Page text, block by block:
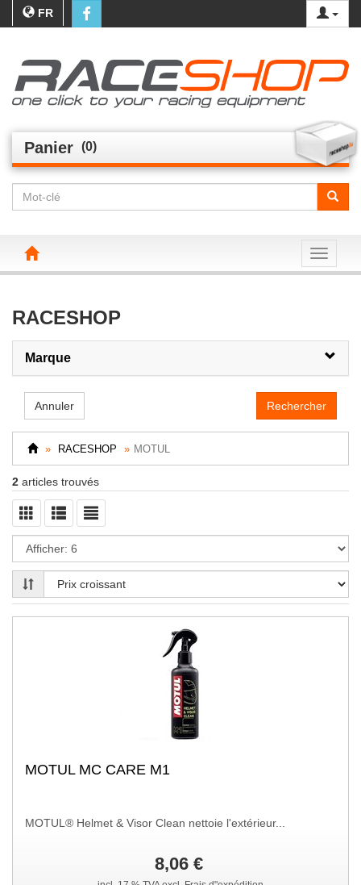
FR
Panier (0)
Toggle
RACESHOP
Marque
Annuler
RACESHOP MOTUL
2 articles trouvés
MOTUL MC CARE M1
MOTUL® Helmet & Visor Clean nettoie l'extérieur...
8,06 €